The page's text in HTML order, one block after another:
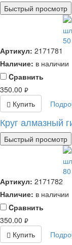
Быстрый просмотр
Артикул: 2171781
Наличие: в наличии
Cравнить
350.00 руб.
Купить
Круг алмазный
Быстрый просмотр
Артикул: 2171782
Наличие: в наличии
Cравнить
350.00 руб.
Купить